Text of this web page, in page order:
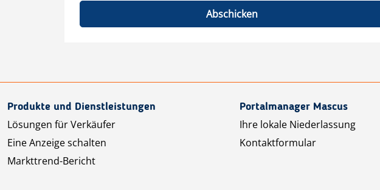
Abschicken
Produkte und Dienstleistungen
Lösungen für Verkäufer
Eine Anzeige schalten
Markttrend-Bericht
Portalmanager Mascus
Ihre lokale Niederlassung
Kontaktformular